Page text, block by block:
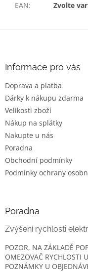
EAN: Zvolte
Informace pro vás
Doprava a platba
Dárky k nákupu zdarma
Velikosti zboží
Nákup na splátky
Nakupte u nás
Poradna
Obchodní podmínky
Podmínky ochrany
Poradna
Zvýšení rychlosti
POZOR, NA ZÁKLADĚ
OMEZOVAČ RYCHLOSTI
POZNÁMKY U